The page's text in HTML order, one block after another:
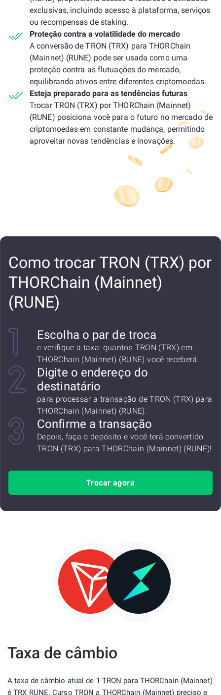
exclusivas, incluindo acesso à plataforma, serviços
ou recompensas de staking.
Proteção contra a volatilidade do mercado
A conversão de TRON (TRX) para THORChain
(Mainnet) (RUNE) pode ser usada como uma
proteção contra as flutuações do mercado,
equilibrando ativos entre diferentes criptomoedas.
Esteja preparado para as tendências futuras
Trocar TRON (TRX) por THORChain (Mainnet)
(RUNE) posiciona você para o futuro no mercado de
criptomoedas em constante mudança, permitindo
aproveitar novas tendências e inovações.
Como trocar TRON (TRX) por
THORChain (Mainnet)
(RUNE)
Escolha o par de troca
e verifique a taxa: quantos TRON (TRX) em
THORChain (Mainnet) (RUNE) você receberá.
Digite o endereço do
destinatário
para processar a transação de TRON (TRX) para
THORChain (Mainnet) (RUNE).
Confirme a transação
Depois, faça o depósito e você terá convertido
TRON (TRX) para THORChain (Mainnet) (RUNE)!
Trocar agora
Taxa de câmbio
A taxa de câmbio atual de 1 TRON para THORChain (Mainnet)
é TRX RUNE. Curso TRON a THORChain (Mainnet) preciso e